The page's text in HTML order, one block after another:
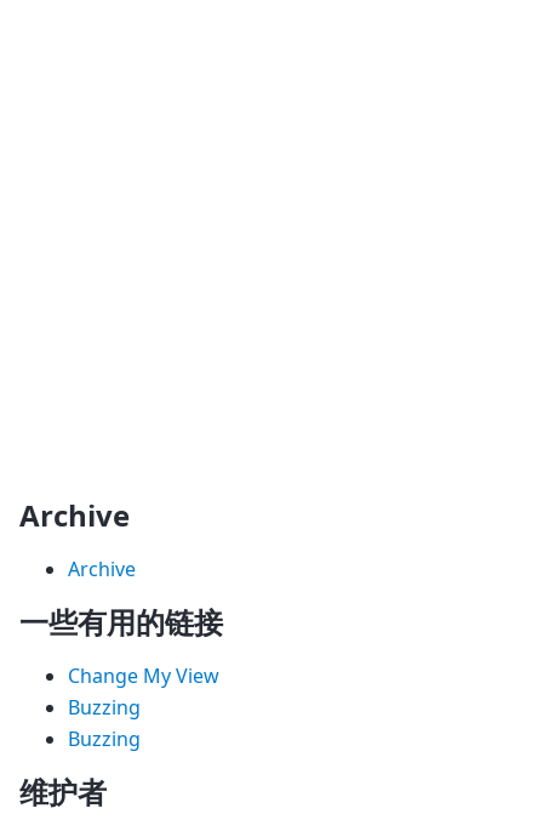
Archive
Archive
一些有用的链接
Change My View
Buzzing
Buzzing
维护者